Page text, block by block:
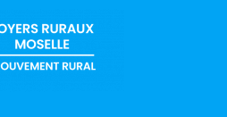
Menu
principal